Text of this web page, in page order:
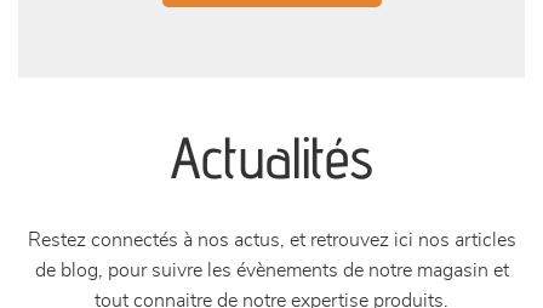
Actualités
Restez connectés à nos actus, et retrouvez ici nos articles
de blog, pour suivre les évènements de notre magasin et